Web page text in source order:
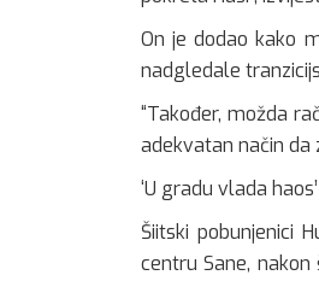
On je dodao kako
nadgledale
“Također, možda
adekvatan način da
‘U gradu vlada haos’
Šiitski pobunjenici
centru Sane,